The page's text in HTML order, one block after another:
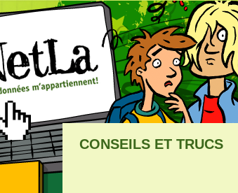
CONSEILS ET TRUCS